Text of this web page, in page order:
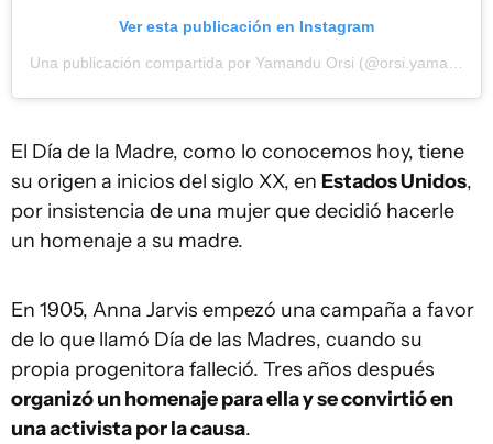
Ver esta publicación en Instagram
El Día de la Madre, como lo conocemos hoy, tiene
su origen a inicios del siglo XX, en Estados Unidos,
por insistencia de una mujer que decidió hacerle
un homenaje a su madre.
En 1905, Anna Jarvis empezó una campaña a favor
de lo que llamó Día de las Madres, cuando su
propia progenitora falleció. Tres años después
organizó un homenaje para ella y se convirtió en
una activista por la causa.